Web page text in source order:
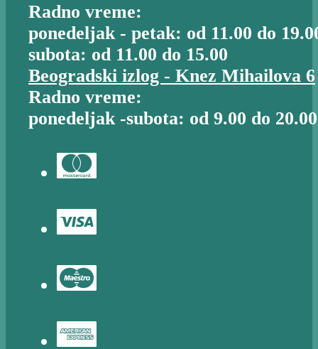
Radno vreme:
ponedeljak - petak: od 11.00 do
subota: od 11.00 do 15.00
Beogradski izlog - Knez Mihailova 6
Radno vreme:
ponedeljak -subota: od 9.00 do 20.00